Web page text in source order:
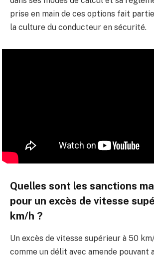
prise en main de ces options fait
la culture du conducteur en sécurité.
Quelles sont les sanctions
pour un excès de vitesse
km/h ?
Un excès de vitesse supérieur à 50
comme un délit avec amende pouvant